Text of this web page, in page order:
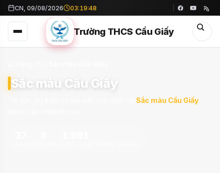
CN, 09/08/2026 03:19:50
Trường THCS Cầu Giấy
Sắc màu Cầu Giấy
Sắc màu Cầu Giấy